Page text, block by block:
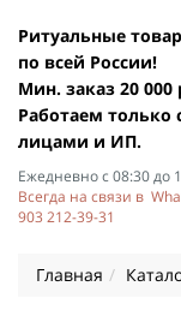
Ритуальные
по всей России!
Мин. заказ 20 000
Работаем только
лицами и ИП.
Ежедневно с 08:30 до
Всегда на связи в
903 212-39-31
Главная